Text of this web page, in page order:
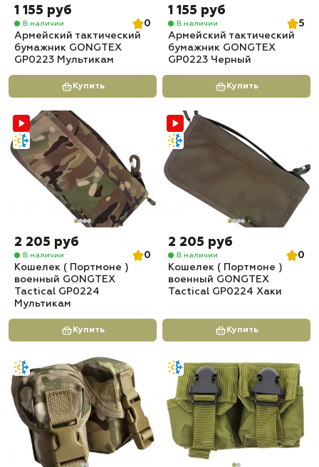
1 155 руб
В наличии
0
Армейский тактический
бумажник GONGTEX
GP0223 Мультикам
Купить
1 155 руб
В наличии
5
Армейский тактический
бумажник GONGTEX
GP0223 Черный
Купить
2 205 руб
В наличии
0
Кошелек ( Портмоне )
военный GONGTEX
Tactical GP0224
Мультикам
Купить
2 205 руб
В наличии
0
Кошелек ( Портмоне )
военный GONGTEX
Tactical GP0224 Хаки
Купить